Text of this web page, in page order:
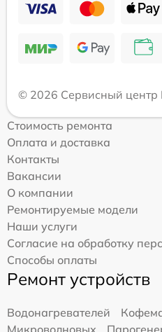
© 2026 Сервисный центр
Стоимость ремонта
Оплата и доставка
Контакты
Вакансии
О компании
Ремонтируемые модели
Наши услуги
Согласие на обработку
Способы оплаты
Ремонт устройств
Водонагревателей
Микроволновых